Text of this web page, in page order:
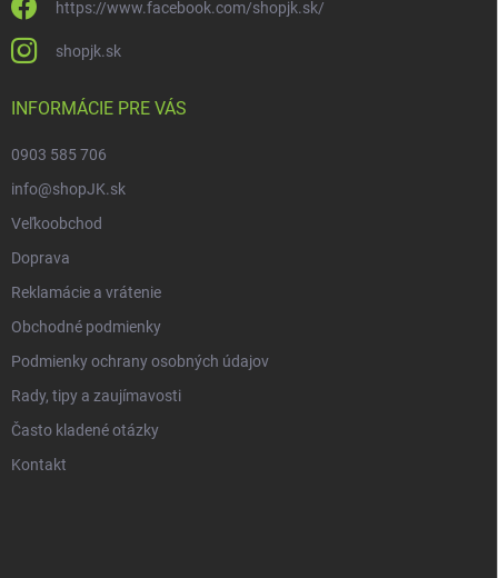
https://www.facebook.com/shopjk.sk/
shopjk.sk
INFORMÁCIE PRE VÁS
0903 585 706
info@shopJK.sk
Veľkoobchod
Doprava
Reklamácie a vrátenie
Obchodné podmienky
Podmienky ochrany osobných údajov
Rady, tipy a zaujímavosti
Často kladené otázky
Kontakt